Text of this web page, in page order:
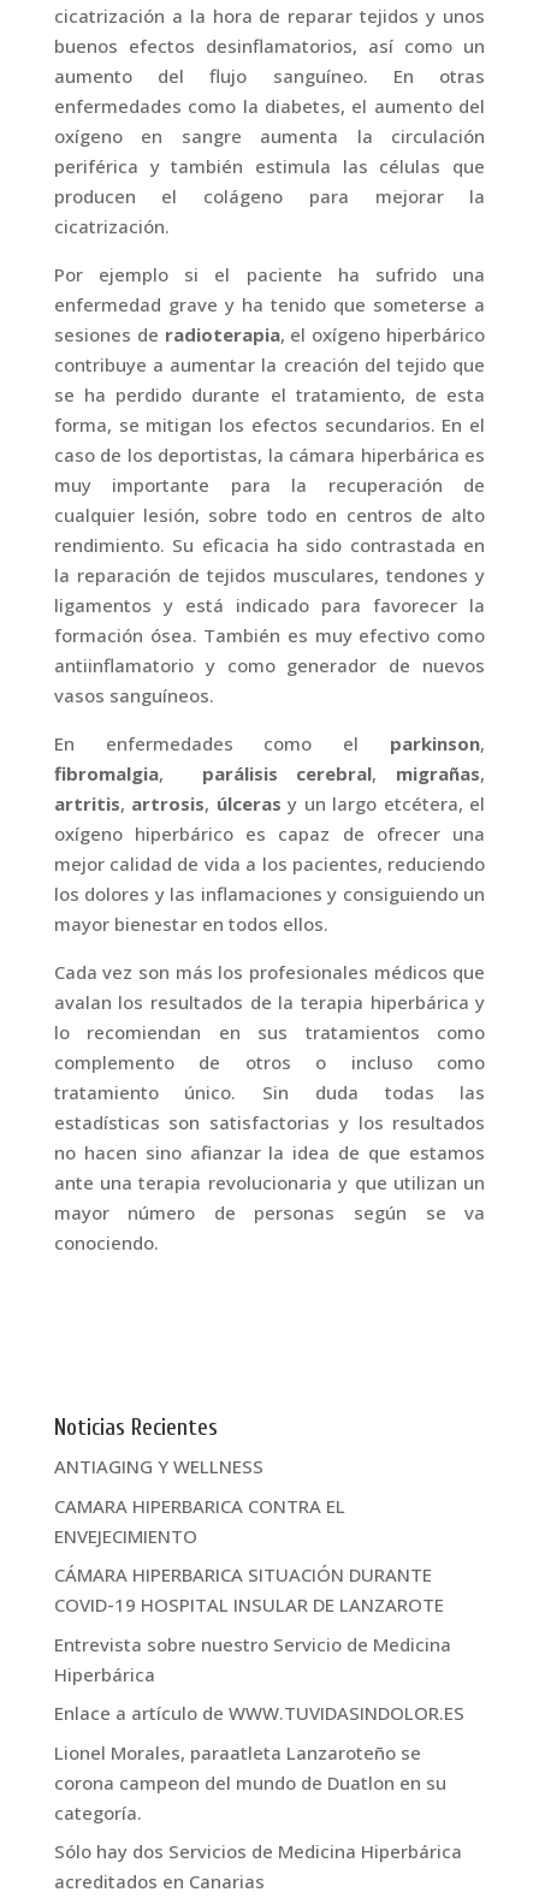
cicatrización a la hora de reparar tejidos y unos
buenos efectos desinflamatorios, así como un
aumento del flujo sanguíneo. En otras
enfermedades como la diabetes, el aumento del
oxígeno en sangre aumenta la circulación
periférica y también estimula las células que
producen el colágeno para mejorar la
cicatrización.
Por ejemplo si el paciente ha sufrido una
enfermedad grave y ha tenido que someterse a
sesiones de radioterapia, el oxígeno hiperbárico
contribuye a aumentar la creación del tejido que
se ha perdido durante el tratamiento, de esta
forma, se mitigan los efectos secundarios. En el
caso de los deportistas, la cámara hiperbárica es
muy importante para la recuperación de
cualquier lesión, sobre todo en centros de alto
rendimiento. Su eficacia ha sido contrastada en
la reparación de tejidos musculares, tendones y
ligamentos y está indicado para favorecer la
formación ósea. También es muy efectivo como
antiinflamatorio y como generador de nuevos
vasos sanguíneos.
En enfermedades como el parkinson,
fibromalgia, parálisis cerebral, migrañas,
artritis, artrosis, úlceras y un largo etcétera, el
oxígeno hiperbárico es capaz de ofrecer una
mejor calidad de vida a los pacientes, reduciendo
los dolores y las inflamaciones y consiguiendo un
mayor bienestar en todos ellos.
Cada vez son más los profesionales médicos que
avalan los resultados de la terapia hiperbárica y
lo recomiendan en sus tratamientos como
complemento de otros o incluso como
tratamiento único. Sin duda todas las
estadísticas son satisfactorias y los resultados
no hacen sino afianzar la idea de que estamos
ante una terapia revolucionaria y que utilizan un
mayor número de personas según se va
conociendo.
Noticias Recientes
ANTIAGING Y WELLNESS
CAMARA HIPERBARICA CONTRA EL
ENVEJECIMIENTO
CÁMARA HIPERBARICA SITUACIÓN DURANTE
COVID-19 HOSPITAL INSULAR DE LANZAROTE
Entrevista sobre nuestro Servicio de Medicina
Hiperbárica
Enlace a artículo de WWW.TUVIDASINDOLOR.ES
Lionel Morales, paraatleta Lanzaroteño se
corona campeon del mundo de Duatlon en su
categoría.
Sólo hay dos Servicios de Medicina Hiperbárica
acreditados en Canarias